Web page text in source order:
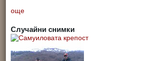
още
Случайни снимки